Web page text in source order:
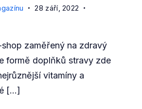
28 září, 2022
zaměřený na zdravý
formě doplňků stravy zde
vitamíny a
[…]